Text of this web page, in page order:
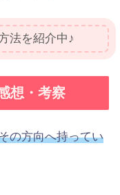
法を紹介中♪
想・考察
の方向へ持ってい